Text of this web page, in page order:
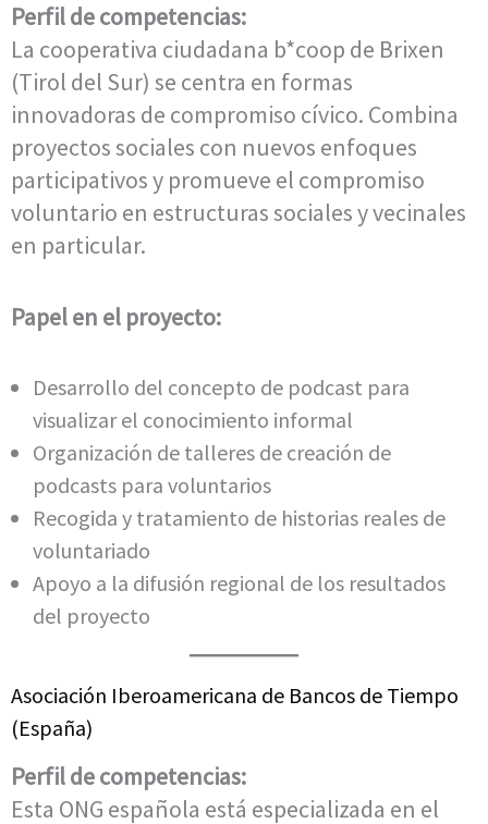
Perfil de competencias:
La cooperativa ciudadana b*coop de Brixen
(Tirol del Sur) se centra en formas
innovadoras de compromiso cívico. Combina
proyectos sociales con nuevos enfoques
participativos y promueve el compromiso
voluntario en estructuras sociales y vecinales
en particular.
Papel en el proyecto:
Desarrollo del concepto de podcast para
visualizar el conocimiento informal
Organización de talleres de creación de
podcasts para voluntarios
Recogida y tratamiento de historias reales de
voluntariado
Apoyo a la difusión regional de los resultados
del proyecto
Asociación Iberoamericana de Bancos de Tiempo
(España)
Perfil de competencias:
Esta ONG española está especializada en el